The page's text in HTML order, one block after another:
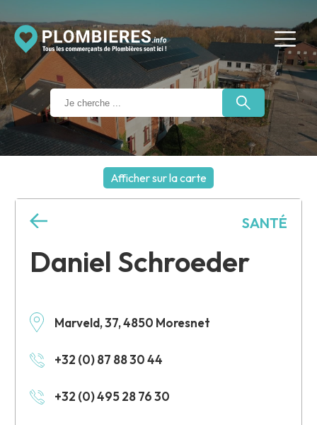
Afficher sur la carte
Daniel Schroeder
Marveld, 37, 4850 Moresnet
+32 (0) 87 88 30 44
+32 (0) 495 28 76 30
SANTÉ
+
−